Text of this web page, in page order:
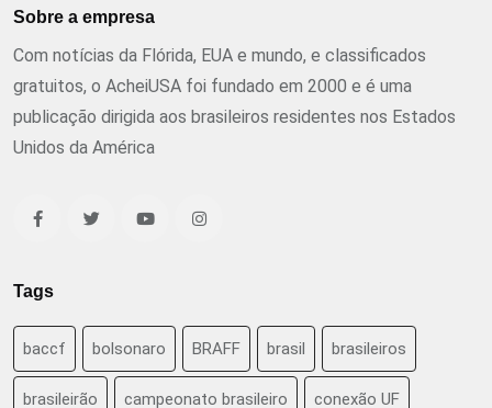
Sobre a empresa
Com notícias da Flórida, EUA e mundo, e classificados
gratuitos, o AcheiUSA foi fundado em 2000 e é uma
publicação dirigida aos brasileiros residentes nos Estados
Unidos da América
Tags
baccf bolsonaro BRAFF brasil brasileiros
brasileirão campeonato brasileiro conexão UF